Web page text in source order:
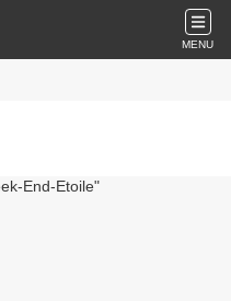
MENU